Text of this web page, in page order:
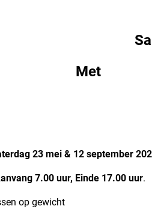
Met
23 mei & 12 september
7.00 uur, Einde 17.00 uur.
gewicht